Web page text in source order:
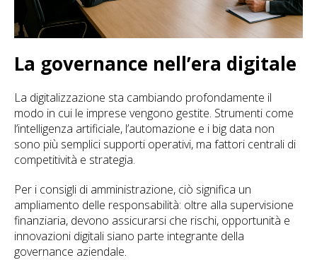
La governance nell’era digitale
La digitalizzazione sta cambiando profondamente il
modo in cui le imprese vengono gestite. Strumenti come
l’intelligenza artificiale, l’automazione e i big data non
sono più semplici supporti operativi, ma fattori centrali di
competitività e strategia.
Per i consigli di amministrazione, ciò significa un
ampliamento delle responsabilità: oltre alla supervisione
finanziaria, devono assicurarsi che rischi, opportunità e
innovazioni digitali siano parte integrante della
governance aziendale.